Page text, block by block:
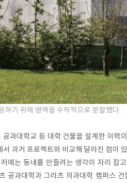
하기 위해 영역을 수직적으로 분할했다.
공과대학교 등 대학 건물을 설계한 이력
서 과거 프로젝트와 비교해 달라진 점이
에는 동네를 만들려는 생각이 자리 잡
공과대학과 그라츠 의과대학 캠퍼스